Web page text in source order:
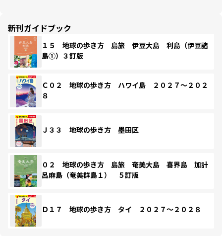
新刊ガイドブック
１５ 地球の歩き方 島旅 伊豆大島 利島（伊豆諸
島①）３訂版
Ｃ０２ 地球の歩き方 ハワイ島 ２０２７～２０２
８
Ｊ３３ 地球の歩き方 墨田区
０２ 地球の歩き方 島旅 奄美大島 喜界島 加計
呂麻島（奄美群島１） ５訂版
Ｄ１７ 地球の歩き方 タイ ２０２７～２０２８